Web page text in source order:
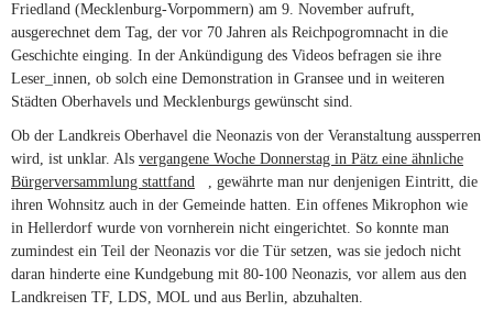
Friedland (Mecklenburg-Vorpommern) am 9. November aufruft,
ausgerechnet dem Tag, der vor 70 Jahren als Reichpogromnacht in die
Geschichte einging. In der Ankündigung des Videos befragen sie ihre
Leser_innen, ob solch eine Demonstration in Gransee und in weiteren
Städten Oberhavels und Mecklenburgs gewünscht sind.
Ob der Landkreis Oberhavel die Neonazis von der Veranstaltung aussperren
wird, ist unklar. Als vergangene Woche Donnerstag in Pätz eine ähnliche
Bürgerversammlung stattfand (link is external)
, gewährte man nur denjenigen Eintritt, die
ihren Wohnsitz auch in der Gemeinde hatten. Ein offenes Mikrophon wie
in Hellerdorf wurde von vornherein nicht eingerichtet. So konnte man
zumindest ein Teil der Neonazis vor die Tür setzen, was sie jedoch nicht
daran hinderte eine Kundgebung mit 80-100 Neonazis, vor allem aus den
Landkreisen TF, LDS, MOL und aus Berlin, abzuhalten.